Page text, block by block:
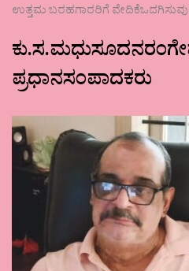
ಉತ್ತಮ ಬರಹಗಾರರಿಗೆ
ಪ್ರಧಾನಸಂಪಾದಕರು